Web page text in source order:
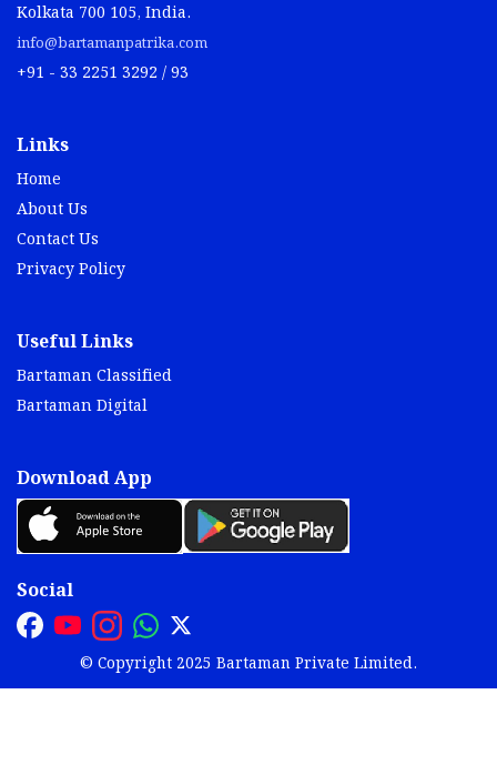
Kolkata 700 105, India.
info@bartamanpatrika.com
+91 - 33 2251 3292 / 93
Links
Home
About Us
Contact Us
Privacy Policy
Useful Links
Bartaman Classified
Bartaman Digital
Download App
Social
© Copyright 2025 Bartaman Private Limited.